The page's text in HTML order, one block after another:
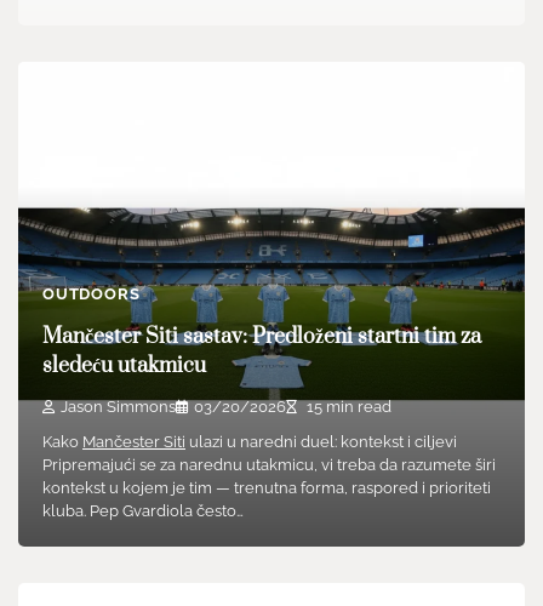
OUTDOORS
Mančester Siti sastav: Predloženi startni tim za
sledeću utakmicu
Jason Simmons 03/20/2026
15 min read
Kako Mančester Siti ulazi u naredni duel: kontekst i ciljevi
Pripremajući se za narednu utakmicu, vi treba da razumete širi
kontekst u kojem je tim — trenutna forma, raspored i prioriteti
kluba. Pep Gvardiola često…